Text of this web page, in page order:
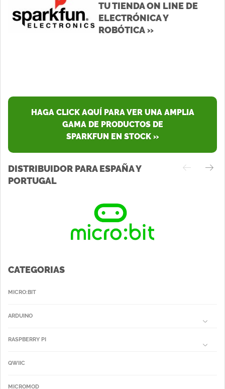
TU TIENDA ON LINE DE
ELECTRÓNICA Y
ROBÓTICA »
HAGA CLICK AQUÍ PARA VER UNA AMPLIA
GAMA DE PRODUCTOS DE
SPARKFUN EN STOCK »
DISTRIBUIDOR PARA ESPAÑA Y
PORTUGAL
CATEGORIAS
MICRO:BIT
ARDUINO
RASPBERRY PI
QWIIC
MICROMOD